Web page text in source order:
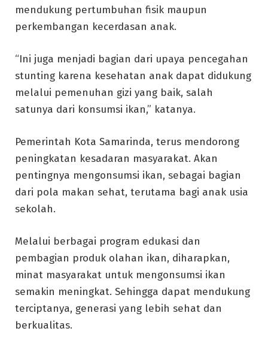
mendukung pertumbuhan fisik maupun
perkembangan kecerdasan anak.
“Ini juga menjadi bagian dari upaya pencegahan
stunting karena kesehatan anak dapat didukung
melalui pemenuhan gizi yang baik, salah
satunya dari konsumsi ikan,” katanya.
Pemerintah Kota Samarinda, terus mendorong
peningkatan kesadaran masyarakat. Akan
pentingnya mengonsumsi ikan, sebagai bagian
dari pola makan sehat, terutama bagi anak usia
sekolah.
Melalui berbagai program edukasi dan
pembagian produk olahan ikan, diharapkan,
minat masyarakat untuk mengonsumsi ikan
semakin meningkat. Sehingga dapat mendukung
terciptanya, generasi yang lebih sehat dan
berkualitas.